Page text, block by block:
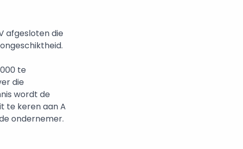
afgesloten die
te
die
wordt de
te keren aan A
ondernemer.